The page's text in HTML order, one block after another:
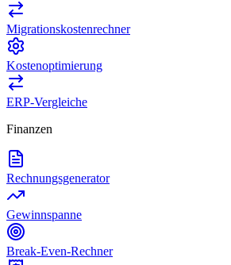
Migrationskostenrechner
Kostenoptimierung
ERP-Vergleiche
Finanzen
Rechnungsgenerator
Gewinnspanne
Break-Even-Rechner